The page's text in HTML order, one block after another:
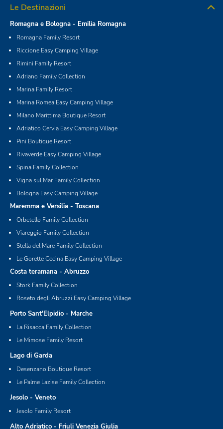
Le Destinazioni
Romagna e Bologna - Emilia Romagna
Romagna Family Resort
Riccione Easy Camping Village
Rimini Family Resort
Adriano Family Collection
Marina Family Resort
Marina Romea Easy Camping Village
Milano Marittima Boutique Resort
Adriatico Cervia Easy Camping Village
Pini Boutique Resort
Rivaverde Easy Camping Village
Spina Family Collection
Vigna sul Mar Family Collection
Bologna Easy Camping Village
Maremma e Versilia - Toscana
Orbetello Family Collection
Viareggio Family Collection
Stella del Mare Family Collection
Le Gorette Cecina Easy Camping Village
Costa teramana - Abruzzo
Stork Family Collection
Roseto degli Abruzzi Easy Camping Village
Porto Sant'Elpidio - Marche
La Risacca Family Collection
Le Mimose Family Resort
Lago di Garda
Desenzano Boutique Resort
Le Palme Lazise Family Collection
Jesolo - Veneto
Jesolo Family Resort
Alto Adriatico - Friuli Venezia Giulia